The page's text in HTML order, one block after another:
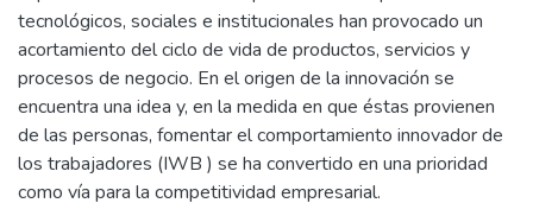
tecnológicos, sociales e institucionales han provocado un
acortamiento del ciclo de vida de productos, servicios y
procesos de negocio. En el origen de la innovación se
encuentra una idea y, en la medida en que éstas provienen
de las personas, fomentar el comportamiento innovador de
los trabajadores (IWB ) se ha convertido en una prioridad
como vía para la competitividad empresarial.